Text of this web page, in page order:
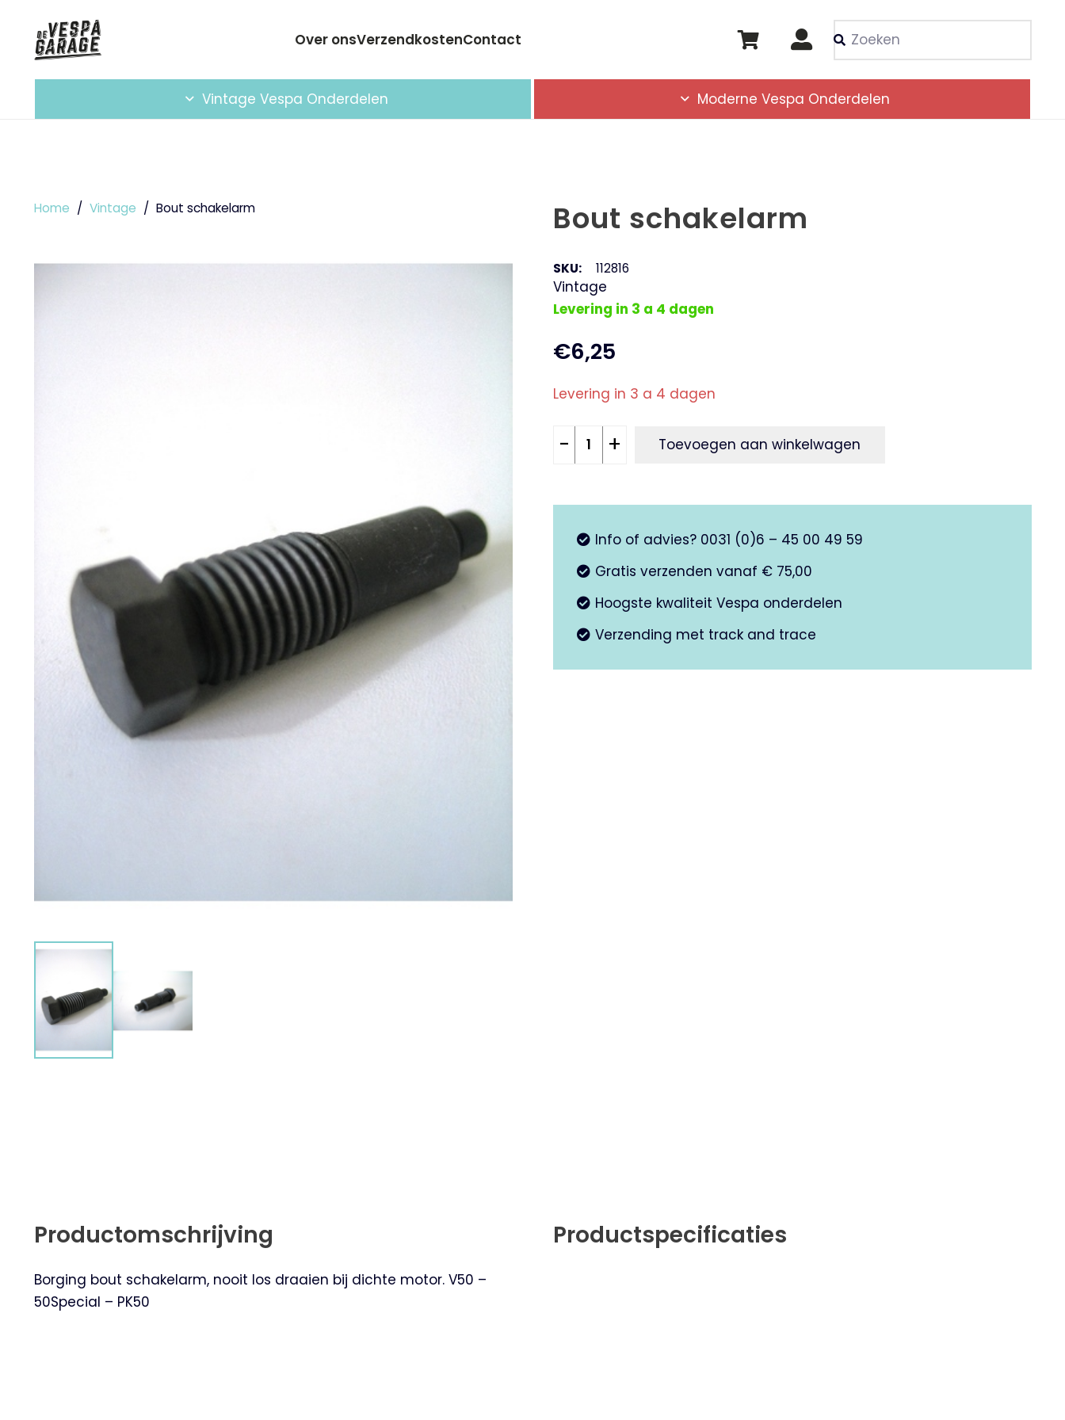
Over onsVerzendkostenContact
Als de resultaten voor
Vintage Vespa Onderdelen Moderne Vespa Onderdelen
Home / Vintage / Bout schakelarm Bout schakelarm
SKU: 112816
Vintage
Levering in 3 a 4 dagen
€6,25
Levering in 3 a 4 dagen
- + Toevoegen aan winkelwagen
Info of advies? 0031 (0)6 – 45 00 49 59
Gratis verzenden vanaf € 75,00
Hoogste kwaliteit Vespa onderdelen
Verzending met track and trace
Productomschrijving
Borging bout schakelarm, nooit los draaien bij dichte motor. V50 –
50Special – PK50
Productspecificaties